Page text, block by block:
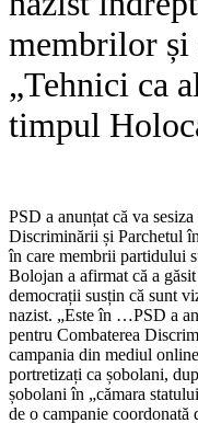
membrilor și
„Tehnici ca
timpul
PSD a anunțat că va
Discriminării și Parchetul
în care membrii partidului
Bolojan a afirmat că a
democrații susțin că sunt
nazist. „Este în …​PSD a
pentru Combaterea
campania din mediul
portretizați ca șobolani,
șobolani în „cămara
de o campanie